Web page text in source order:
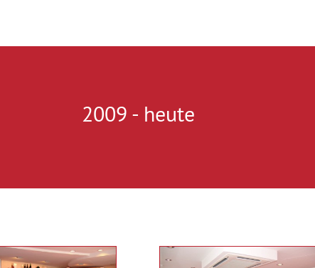
2009 - heute